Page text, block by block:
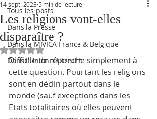
Tous les posts
Dans la Presse
Dans la MIVICA France & Belgique
Dans l'Union d'Utrecht
Les religions vont-elles
disparaître ?
14 sept. 2023 5 min de lecture
Noté NaN étoiles sur 5.
Difficile de répondre simplement à
cette question. Pourtant les religions
sont en déclin partout dans le
monde (sauf exceptions dans les
Etats totalitaires où elles peuvent